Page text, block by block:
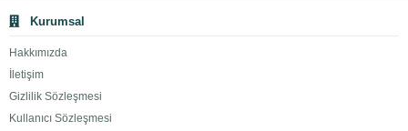
Kurumsal
Hakkımızda
İletişim
Gizlilik Sözleşmesi
Kullanıcı Sözleşmesi